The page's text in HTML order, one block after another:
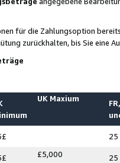
für die Zahlungsoption
zurückhalten, bis Sie
UK Maxium
25
£5,000 25